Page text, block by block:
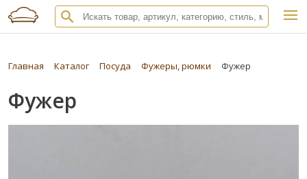
Главная Каталог Посуда Фужеры, рюмки Фужер
Фужер